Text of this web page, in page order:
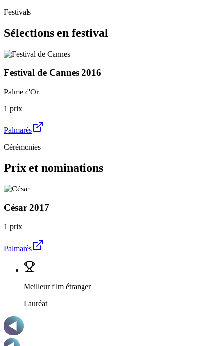
Festivals
Sélections en festival
Festival de Cannes 2016
Palme d'Or
1 prix
Palmarès
Cérémonies
Prix et nominations
César 2017
1 prix
Palmarès
Meilleur film étranger
Lauréat